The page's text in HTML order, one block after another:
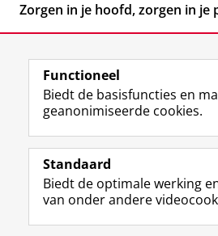
Zorgen in je hoofd, zorgen in je
Volg de RUG
F
a
e
b
i
Studiekiezers
Functioneel
Biedt de basisfuncties en
geanonimiseerde cookies.
Standaard
Biedt de optimale werking
van onder andere